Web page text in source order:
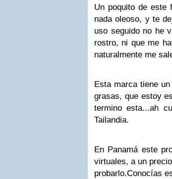
Un poquito de este
nada oleoso, y te
uso seguido no he
rostro, ni que me
naturalmente me
Esta marca tiene
grasas, que estoy
termino esta...ah
Tailandia.
En Panamá este
virtuales, a un
probarlo.Conocías